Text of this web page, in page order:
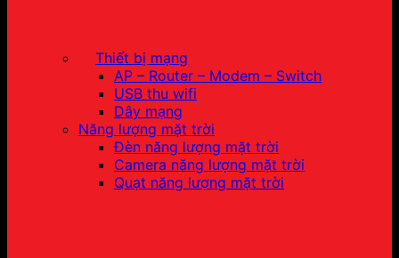
Thiết bị mạng
AP – Router – Modem – Switch
USB thu wifi
Dây mạng
Năng lượng mặt trời
Đèn năng lượng mặt trời
Camera năng lượng mặt trời
Quạt năng lượng mặt trời